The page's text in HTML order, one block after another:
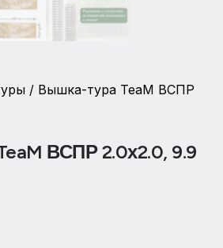
/ Вышка-тура TeaM ВСПР
ВСПР 2.0х2.0, 9.9